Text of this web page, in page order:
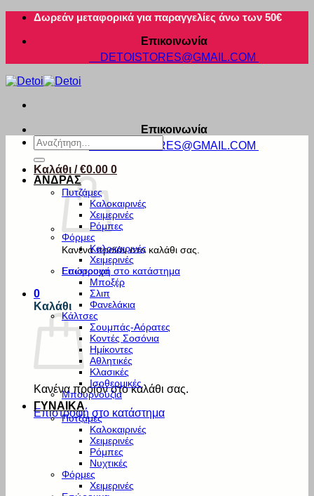
Μετάβαση
περιεχόμενο
Δωρεάν μεταφορικά για παραγγελίες άνω των 50€
Επικοινωνία
DETOISTORES@GMAIL.COM
Επικοινωνία
DETOISTORES@GMAIL.COM
Καλάθι /€0.00 0
Κανένα προϊόν στο καλάθι σας.
Επιστροφή στο κατάστημα
0
Καλάθι
Κανένα προϊόν στο καλάθι σας.
Επιστροφή στο κατάστημα
Αναζήτηση
για:
ΑΝΔΡΑΣ
Πυτζάμες
Καλοκαιρινές
Χειμερινές
Ρόμπες
Φόρμες
Καλοκαιρινές
Χειμερινές
Εσώρουχα
Μποξέρ
Σλιπ
Φανελάκια
Κάλτσες
Σουμπάς-Αόρατες
Κοντές Σοσόνια
Ημίκοντες
Αθλητικές
Κλασικές
Ισοθερμικές
Μπουρνούζια
ΓΥΝΑΙΚΑ
Πυτζάμες
Καλοκαιρινές
Χειμερινές
Ρόμπες
Νυχτικές
Φόρμες
Χειμερινές